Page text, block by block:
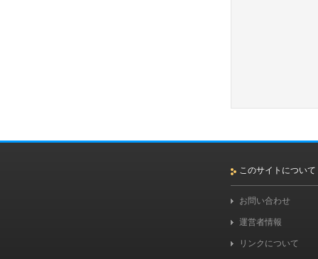
このサイトについて
お問い合わせ
運営者情報
リンクについて